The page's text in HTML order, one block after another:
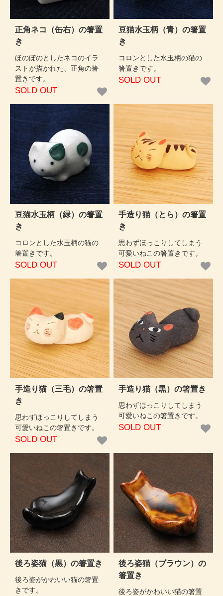
正角ネコ（缶右）の箸置
き
ほのぼのとしたネコのイラ
ストが描かれた、正角の箸
置きです。
SOLD OUT
豆猫水玉柄（青）の箸置
き
コロンとした水玉柄の猫の
箸置きです。
SOLD OUT
豆猫水玉柄（緑）の箸置
き
コロンとした水玉柄の猫の
箸置きです。
SOLD OUT
手造り猫（とら）の箸置
き
思わずほっこりしてしまう
可愛いねこの箸置きです。
SOLD OUT
手造り猫（三毛）の箸置
き
思わずほっこりしてしまう
可愛いねこの箸置きです。
SOLD OUT
手造り猫（黒）の箸置き
思わずほっこりしてしまう
可愛いねこの箸置きです。
SOLD OUT
後ろ姿猫（黒）の箸置き
後ろ姿がかわいい猫の箸置
きです。
後ろ姿猫（ブラウン）の
箸置き
後ろ姿がかわいい猫の箸置